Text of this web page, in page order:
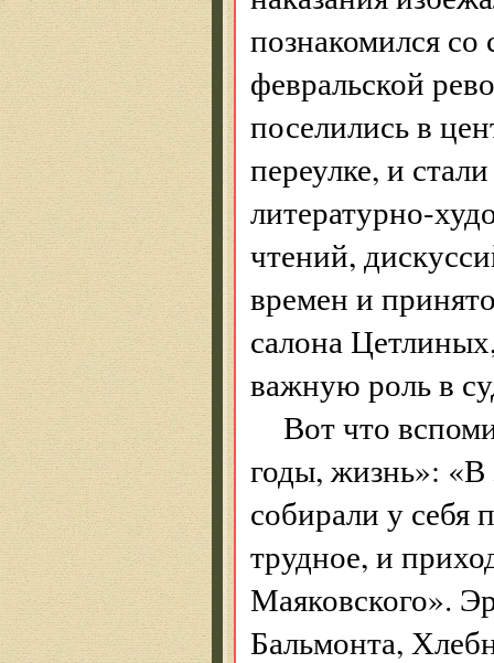
познакомился
февраль­ской
поселились в
переулке, и
литературно-
чтений,
времен и
салона
важную роль в
Вот что
годы, жизнь»:
собирали у себя
трудное, и
Маяковского».
Бальмонта,